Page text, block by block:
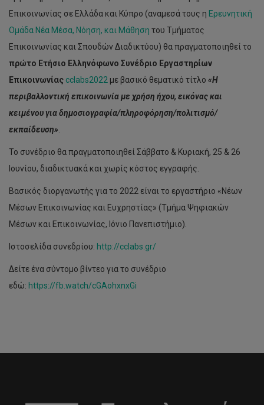
Επικοινωνίας σε Ελλάδα και Κύπρο (αναμεσά τους η Ερευνητική
Ομάδα Νέα Μέσα, Νόηση, και Μάθηση του Τμήματος
Επικοινωνίας και Σπουδών Διαδικτύου) θα πραγματοποιηθεί το
πρώτο Ετήσιο Ελληνόφωνο Συνέδριο Εργαστηρίων
Επικοινωνίας cclabs2022 με βασικό θεματικό τίτλο «Η
περιβαλλοντική επικοινωνία με χρήση ήχου, εικόνας και
κειμένου για δημοσιογραφία/πληροφόρηση/πολιτισμό/
εκπαίδευση»
Το συνέδριο θα πραγματοποιηθεί Σάββατο & Κυριακή, 25 & 26
Ιουνίου, διαδικτυακά και χωρίς κόστος εγγραφής.
Βασικός διοργανωτής για το 2022 είναι το εργαστήριο «Νέων
Μέσων Επικοινωνίας και Ευχρηστίας» (Τμήμα Ψηφιακών
Μέσων και Επικοινωνίας, Ιόνιο Πανεπιστήμιο).
Ιστοσελίδα συνεδρίου: http://cclabs.gr/
Δείτε ένα σύντομο βίντεο για το συνέδριο
εδώ: https://fb.watch/cGAohxnxGi